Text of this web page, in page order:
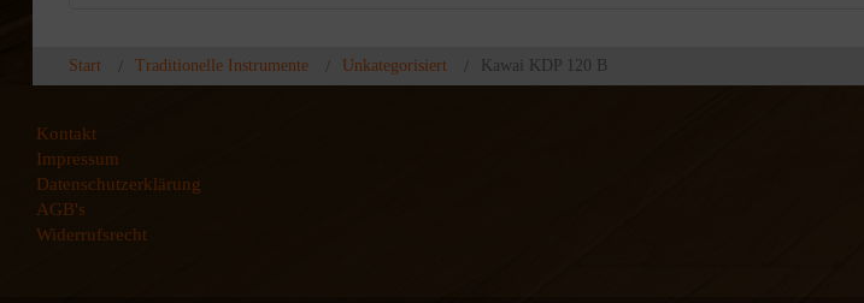
Start Traditionelle Instrumente Unkategorisiert Kawai KDP 120 B
Kontakt
Impressum
Datenschutzerklärung
AGB's
Widerrufsrecht